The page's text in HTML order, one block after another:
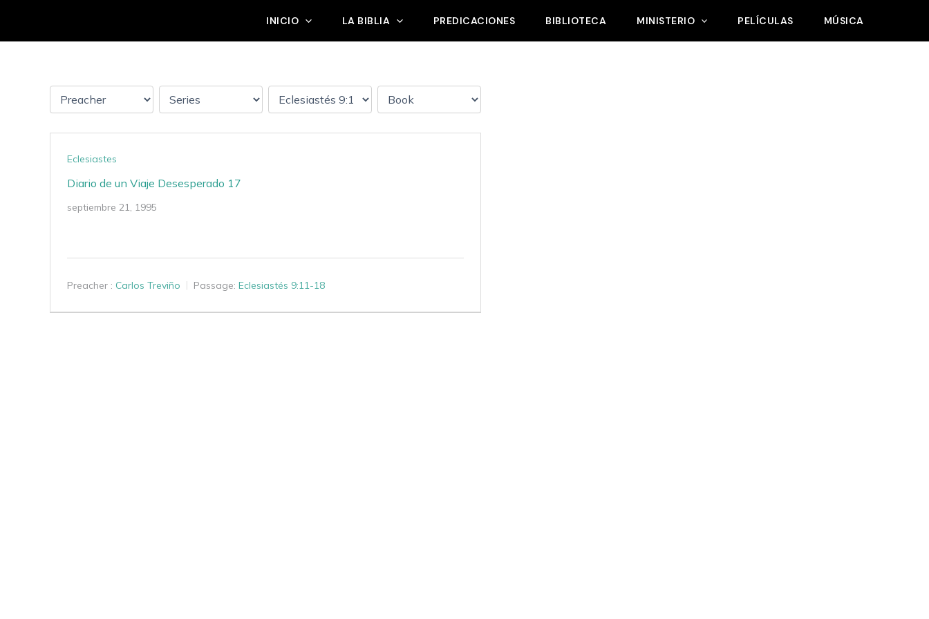
contenido
INICIO LA BIBLIA PREDICACIONES BIBLIOTECA MINISTERIO PELÍCULAS MÚSICA
Eclesiastes
Diario de un Viaje Desesperado 17
septiembre 21, 1995
Preacher : Carlos Treviño Passage: Eclesiastés 9:11-18